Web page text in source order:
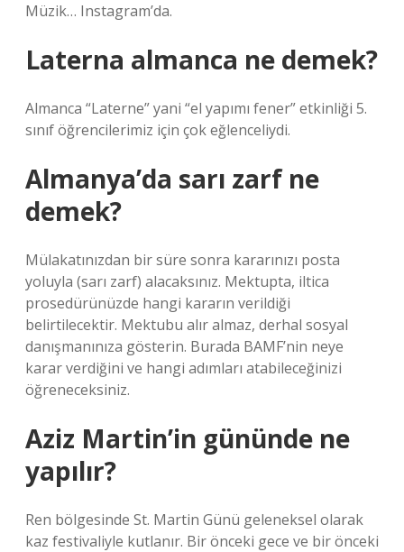
Müzik… Instagram’da.
Laterna almanca ne demek?
Almanca “Laterne” yani “el yapımı fener” etkinliği 5.
sınıf öğrencilerimiz için çok eğlenceliydi.
Almanya’da sarı zarf ne
demek?
Mülakatınızdan bir süre sonra kararınızı posta
yoluyla (sarı zarf) alacaksınız. Mektupta, iltica
prosedürünüzde hangi kararın verildiği
belirtilecektir. Mektubu alır almaz, derhal sosyal
danışmanınıza gösterin. Burada BAMF’nin neye
karar verdiğini ve hangi adımları atabileceğinizi
öğreneceksiniz.
Aziz Martin’in gününde ne
yapılır?
Ren bölgesinde St. Martin Günü geleneksel olarak
kaz festivaliyle kutlanır. Bir önceki gece ve bir önceki